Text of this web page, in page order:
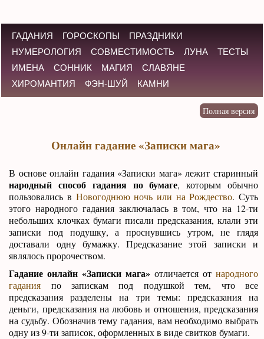
ГАДАНИЯ ГОРОСКОПЫ
ПРАЗДНИКИ
НУМЕРОЛОГИЯ
СОВМЕСТИМОСТЬ ЛУНА
ТЕСТЫ
ИМЕНА
СОННИК МАГИЯ
СЛАВЯНЕ
ХИРОМАНТИЯ
ФЭН-ШУЙ КАМНИ
Онлайн гадание «Записки мага»
В основе онлайн гадания «Записки мага» лежит старинный
народный способ гадания по бумаге, которым обычно
пользовались в Новогоднюю ночь или на Рождество. Суть
этого народного гадания заключалась в том, что на 12-ти
небольших клочках бумаги писали предсказания, клали эти
записки под подушку, а проснувшись утром, не глядя
доставали одну бумажку. Предсказание этой записки и
являлось пророчеством.
Гадание онлайн «Записки мага» отличается от народного
гадания по запискам под подушкой тем, что все
предсказания разделены на три темы: предсказания на
деньги, предсказания на любовь и отношения, предсказания
на судьбу. Обозначив тему гадания, вам необходимо выбрать
одну из 9-ти записок, оформленных в виде свитков бумаги.